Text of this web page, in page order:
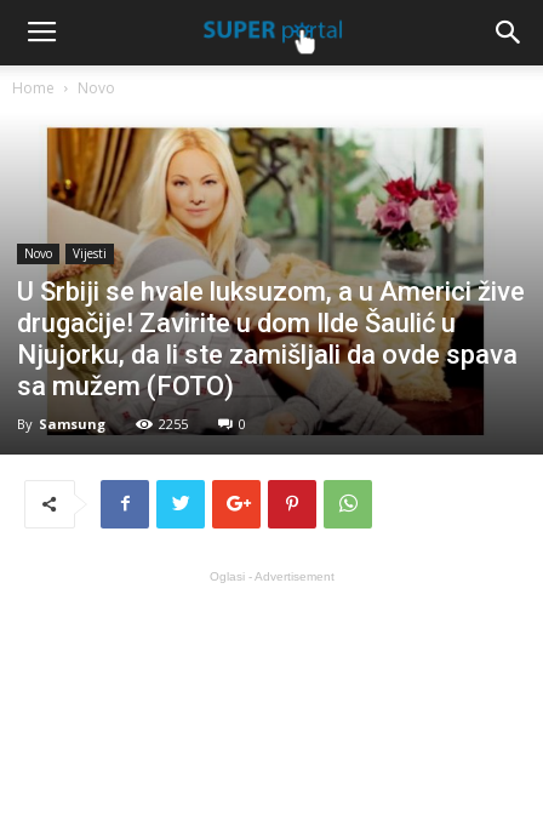
Home Novo
Novo Vijesti
U Srbiji se hvale luksuzom, a u Americi žive
drugačije! Zavirite u dom Ilde Šaulić u
Njujorku, da li ste zamišljali da ovde spava
sa mužem (FOTO)
By Samsung 2255 0
Oglasi - Advertisement